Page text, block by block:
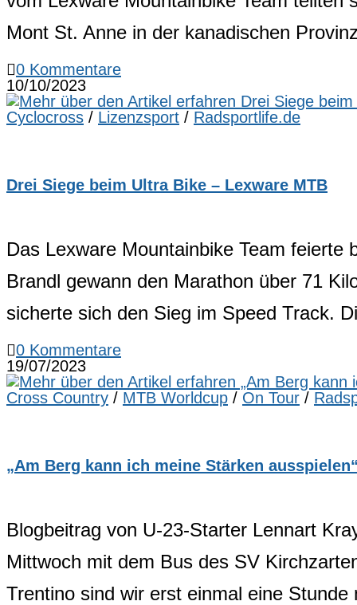
Mont St. Anne in der kanadischen
0 Kommentare
10/10/2023
Cyclocross / Lizenzsport / Radsportlife.de
Drei Siege beim Ultra Bike – Lexware MTB
Das Lexware Mountainbike Team
Brandl gewann den Marathon über 71
sicherte sich den Sieg im Speed Track.
0 Kommentare
19/07/2023
Cross Country / MTB Worldcup / On Tour /
„Am Berg kann ich meine Stärken
Blogbeitrag von U-23-Starter Lennart
Mittwoch mit dem Bus des SV
Trentino sind wir erst einmal eine